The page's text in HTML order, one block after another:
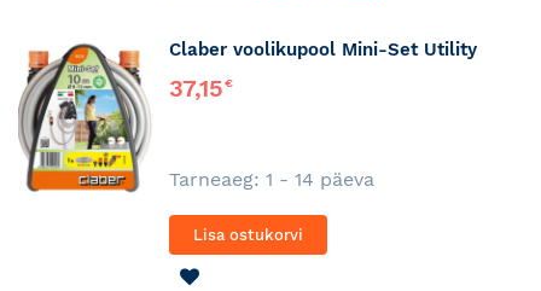
Claber voolikupool Mini-Set Utility
37,15€
Tarneaeg: 1 - 14 päeva
Lisa ostukorvi